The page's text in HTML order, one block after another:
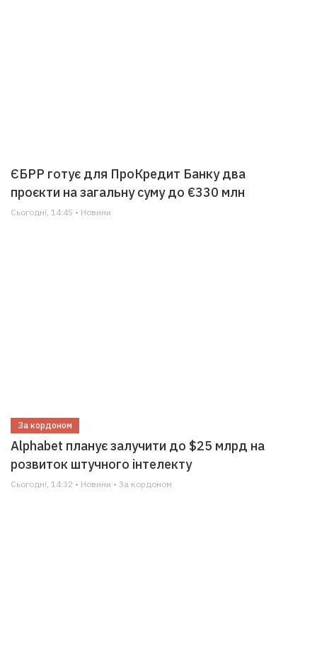
ЄБРР готує для ПроКредит Банку два
проєкти на загальну суму до €330 млн
Сьогодні, 14:45 • Новини
За кордоном
Alphabet планує залучити до $25 млрд на
розвиток штучного інтелекту
Сьогодні, 14:32 • Новини • За кордоном